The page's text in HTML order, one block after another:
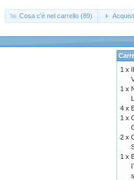
Cosa c'è nel carrello (89)
1 x
1 x
4 x
1 x
2 x
1 x